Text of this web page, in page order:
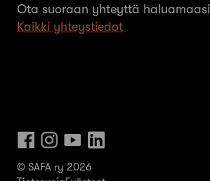
Ota suoraan yhteyttä
Kaikki yhteystiedot
© SAFA ry 2026